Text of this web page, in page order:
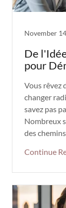
November
De
pour
Vous rêvez
changer
savez pas
Nombreux
des
Continue